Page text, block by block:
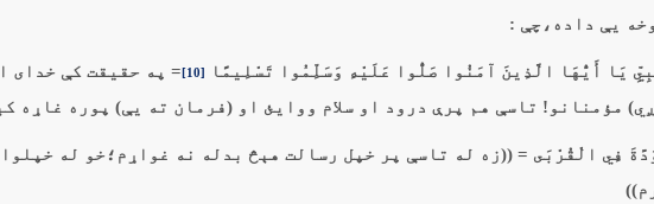
يې داده،چې :
[10]
= په حقيقت كې خداى
مؤمنانو! تاسې هم پرې درود او سلام ووايئ او (فرمان ته يې) پوره غاړه
فِي الْقُرْبَى = ((زه له تاسې پر خپل رسالت هېڅ بدله نه غواړم؛خو له